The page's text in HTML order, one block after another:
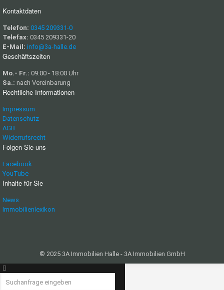
Kontaktdaten
Telefon: 0345 209331-0
Telefax: 0345 209331-20
E-Mail: info@3a-halle.de
Geschäftszeiten
Mo.- Fr.: 09:00 - 18:00 Uhr
Sa.: nach Vereinbarung
Rechtliche Informationen
Impressum
Datenschutz
AGB
Widerrufsrecht
Folgen Sie uns
Facebook
YouTube
Inhalte für Sie
News
Immobilienlexikon
© 2025 3A Immobilien Halle - 3A Immobilien GmbH